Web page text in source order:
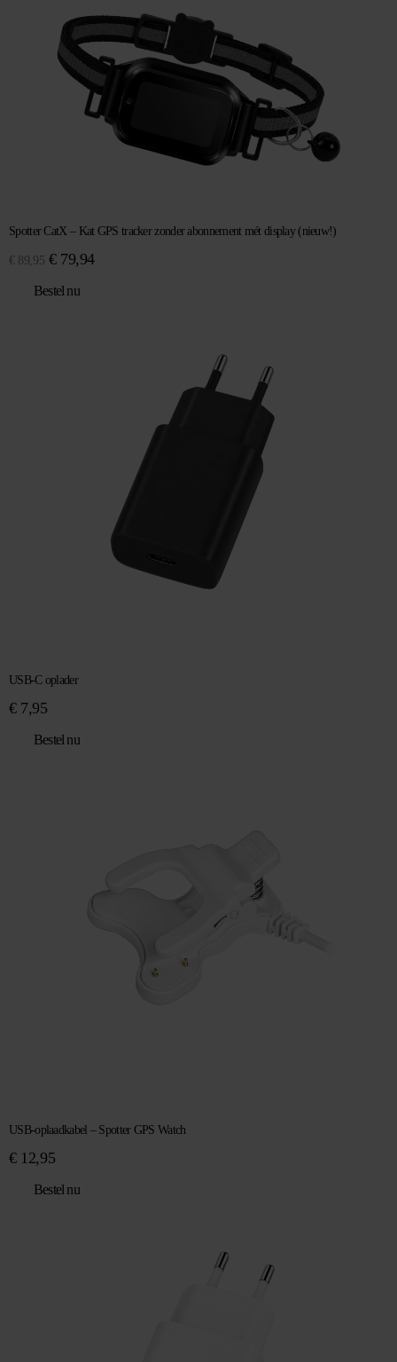
Spotter CatX – Kat GPS tracker zonder abonnement mét display (nieuw!)
€ 89,95 Oorspronkelijke
was:
€79,94Huidige
Bestel nu
USB-C oplader
€7,95
Bestel nu
USB-oplaadkabel – Spotter GPS Watch
€12,95
Bestel nu